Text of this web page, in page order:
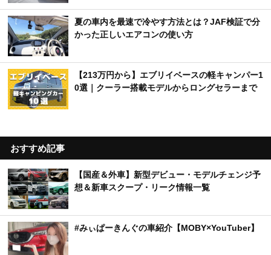
夏の車内を最速で冷やす方法とは？JAF検証で分
かった正しいエアコンの使い方
【213万円から】エブリイベースの軽キャンパー1
0選｜クーラー搭載モデルからロングセラーまで
おすすめ記事
【国産＆外車】新型デビュー・モデルチェンジ予
想＆新車スクープ・リーク情報一覧
#みぃぱーきんぐの車紹介【MOBY×YouTuber】